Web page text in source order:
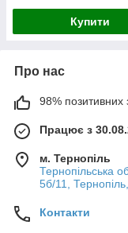
Купити
Про нас
98% позитивних
Працює з
м. Тернопіль
Тернопільська
5б/11,
Контакти